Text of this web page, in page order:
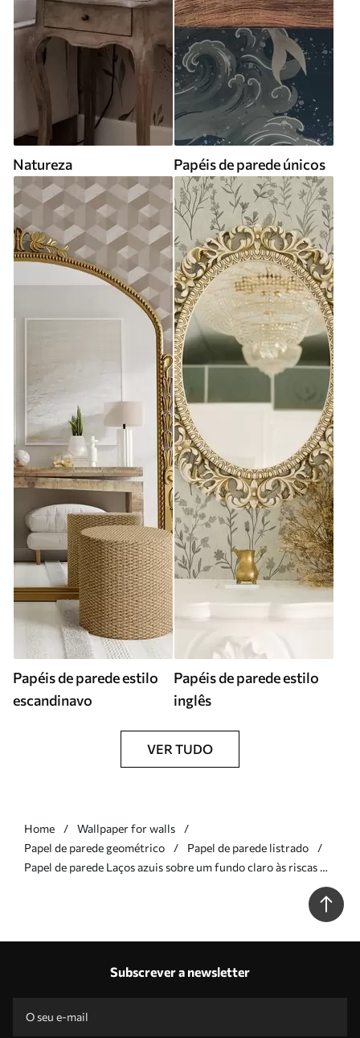
Natureza Papéis de parede únicos
Papéis de parede estilo
escandinavo
Papéis de parede estilo
inglês
VER TUDO
Home
Wallpaper for walls
Papel de parede geométrico
Papel de parede listrado
Papel de parede Laços azuis sobre um fundo claro às riscas Nr.
Subscrever a newsletter